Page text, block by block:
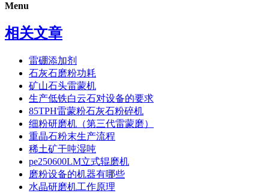
Menu
相关文章
雷硼添加剂
石灰石磨粉功耗
矿山石头雷蒙机
生产低铁白云石对设备的要求
85TPH雷蒙粉石灰石粉碎机
细粉研磨机（第三代雷蒙磨）
重晶石粉末生产流程
稀土矿干吨湿吨
pe250600LM立式辊磨机
磨粉设备的机器有哪些
水晶研磨机工作原理